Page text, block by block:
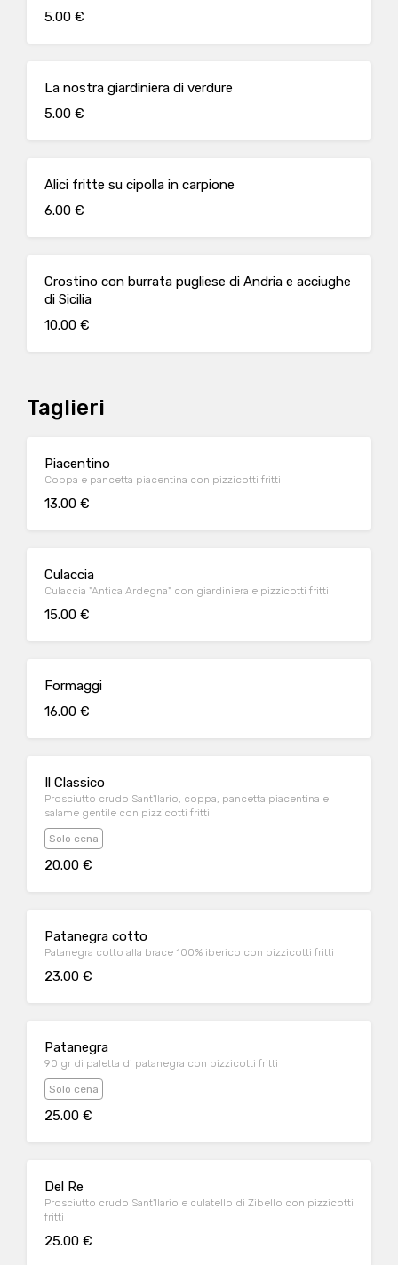
5.00 €
La nostra giardiniera di verdure
5.00 €
Alici fritte su cipolla in carpione
6.00 €
Crostino con burrata pugliese di Andria e acciughe
di Sicilia
10.00 €
Taglieri
Piacentino
Coppa e pancetta piacentina con pizzicotti fritti
13.00 €
Culaccia
Culaccia "Antica Ardegna" con giardiniera e pizzicotti fritti
15.00 €
Formaggi
16.00 €
Il Classico
Prosciutto crudo Sant'Ilario, coppa, pancetta piacentina e
salame gentile con pizzicotti fritti
Solo cena
20.00 €
Patanegra cotto
Patanegra cotto alla brace 100% iberico con pizzicotti fritti
23.00 €
Patanegra
90 gr di paletta di patanegra con pizzicotti fritti
Solo cena
25.00 €
Del Re
Prosciutto crudo Sant'Ilario e culatello di Zibello con pizzicotti
fritti
25.00 €